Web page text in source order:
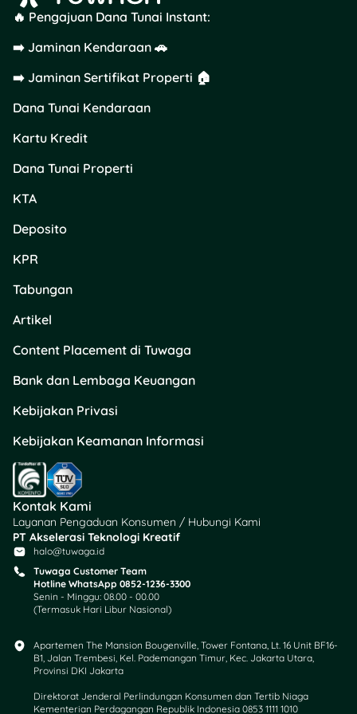
hasilnya lebih tinggi.
Tips Finansial Biar Duit
Tetap “Numbuh” di Era
Suku Bunga Turun
tabungan lagi turun, jangan
langsung panik. Kamu bisa
ubah strategi finansial biar
tetap cuan:
Diversifikasi aset.
ke deposito,
Pilih deposito jangka
pendek. Kalau bunga
lagi turun, mending
pilih tenor 1–3 bulan
bunga naik lagi, bisa
perpanjang dengan
rate baru.
Gunakan tabungan
bunga tinggi. Banyak
bank digital yang
kasih bunga 3–6%
per tahun, tanpa
biaya bulanan.
Pertimbangkan
produk finansial lain.
modal usaha, atau
dana tunai
properti/kendaraan
kalau lagi butuh
🔥 Pengajuan Dana Tunai Instant:
➡️ Jaminan Kendaraan 🚗
➡️ Jaminan Sertifikat Properti 🏠
Dana Tunai Kendaraan
Kartu Kredit
Dana Tunai Properti
KTA
Deposito
KPR
Tabungan
Artikel
Content Placement di Tuwaga
Bank dan Lembaga Keuangan
Kebijakan Privasi
Kebijakan Keamanan Informasi
Kontak Kami
Layanan Pengaduan Konsumen / Hubungi Kami
PT Akselerasi Teknologi Kreatif
halo@tuwaga.id
Tuwaga Customer Team
Hotline WhatsApp 0852-1236-3300
Senin - Minggu: 08.00 - 00.00
(Termasuk Hari Libur Nasional)
Apartemen The Mansion Bougenville, Tower Fontana, Lt. 16 Unit BF16-
B1, Jalan Trembesi, Kel. Pademangan Timur, Kec. Jakarta Utara,
Provinsi DKI Jakarta
Direktorat Jenderal Perlindungan Konsumen dan Tertib Niaga
Kementerian Perdagangan Republik Indonesia 0853 1111 1010